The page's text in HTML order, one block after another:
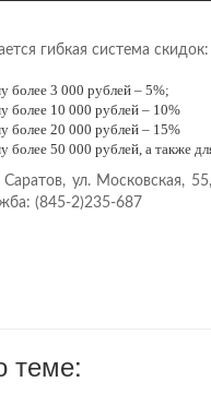
гибкая система скидок:
более 3 000 рублей – 5%;
более 10 000 рублей – 10%
более 20 000 рублей – 15%
более 50 000 рублей, а также
ул. Московская,
(845-2)235-687
теме: